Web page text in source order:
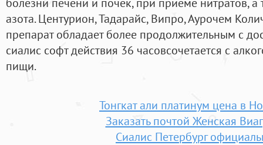
азота. Центурион, Тадарайс, Випро, Аурочем
препарат обладает более продолжительным с
сиалис софт действия 36 часовсочетается с
пищи.
Тонгкат али платинум цена в
Заказать почтой Женская
Сиалис Петербург